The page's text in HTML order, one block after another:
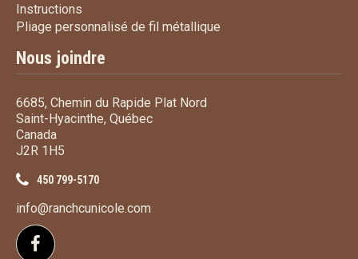
Instructions
Pliage personnalisé de fil métallique
Nous joindre
6685, Chemin du Rapide Plat Nord
Saint-Hyacinthe, Québec
Canada
J2R 1H5
450 799-5170
info@ranchcunicole.com
Suivez-nous sur Facebook